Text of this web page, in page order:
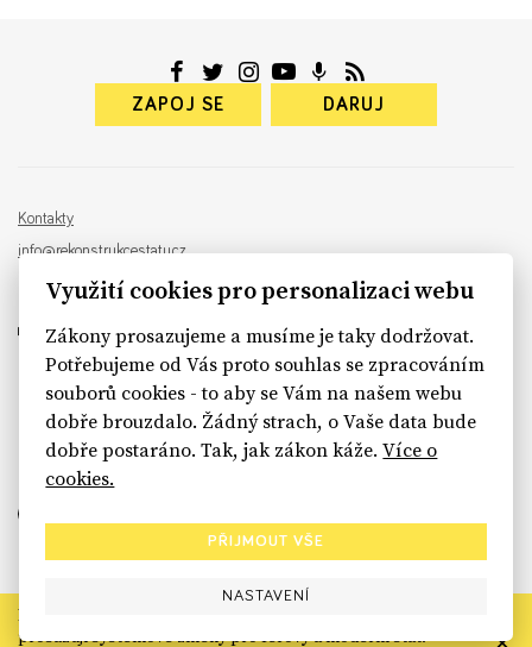
ZAPOJ SE DARUJ
Kontakty
info@rekonstrukcestatu.cz
Návrh a vývoj: Sinfin , ilustrace:
sinfin.digital
Rekonstrukce státu končí. Její členské organizace však dál
prosazují systémové změny pro férový a moderní stát.
Využití cookies pro personalizaci webu
Zákony prosazujeme a musíme je taky dodržovat.
Potřebujeme od Vás proto souhlas se zpracováním
souborů cookies - to aby se Vám na našem webu
dobře brouzdalo. Žádný strach, o Vaše data bude
dobře postaráno. Tak, jak zákon káže.Více o
cookies.
PŘIJMOUT VŠE
NASTAVENÍ